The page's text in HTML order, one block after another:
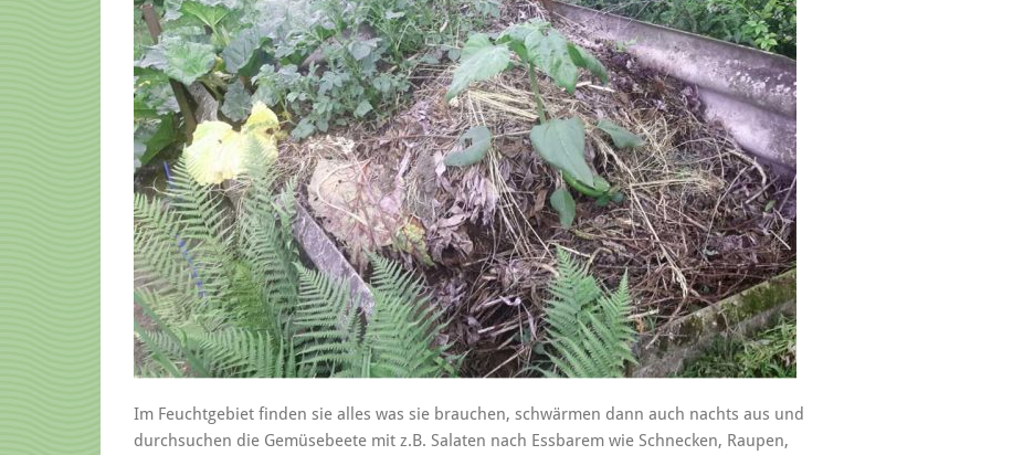
Im Feuchtgebiet finden sie alles was sie brauchen, schwärmen dann auch nachts aus und
durchsuchen die Gemüsebeete mit z.B. Salaten nach Essbarem wie Schnecken, Raupen,